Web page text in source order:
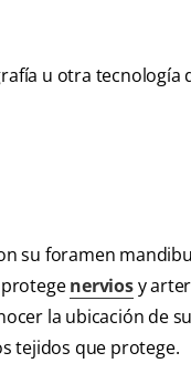
u otra
su foramen
nerviosy
la ubicación de
tejidos que protege.